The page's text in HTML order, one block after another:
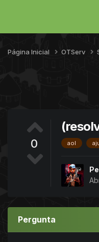
Página Inicial OTServ
0 aol
Pergunta